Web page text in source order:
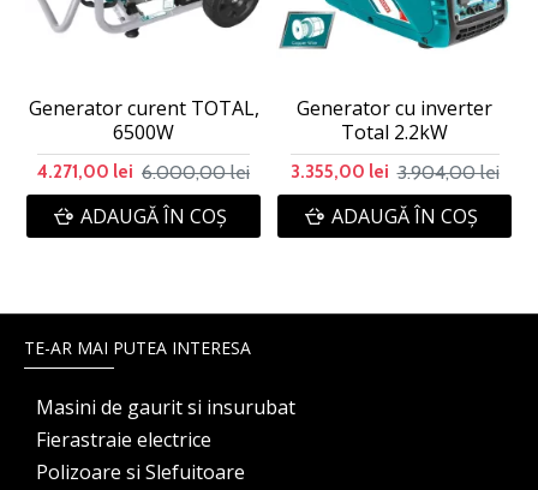
Generator curent TOTAL,
6500W
4.271,00 lei 6.000,00 lei
ADAUGĂ ÎN COŞ
Generator cu inverter
Total 2.2kW
3.355,00 lei 3.904,00 lei
ADAUGĂ ÎN COŞ
TE-AR MAI PUTEA INTERESA
Masini de gaurit si insurubat
Fierastraie electrice
Polizoare si Slefuitoare